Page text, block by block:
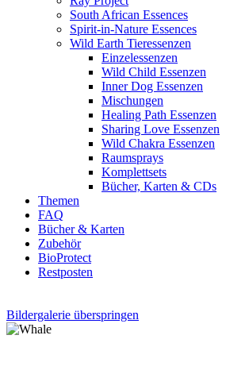
South African Essences
Spirit-in-Nature Essences
Wild Earth Tieressenzen
Einzelessenzen
Wild Child Essenzen
Inner Dog Essenzen
Mischungen
Healing Path Essenzen
Sharing Love Essenzen
Wild Chakra Essenzen
Raumsprays
Komplettsets
Bücher, Karten & CDs
Themen
FAQ
Bücher & Karten
Zubehör
BioProtect
Restposten
Bildergalerie überspringen